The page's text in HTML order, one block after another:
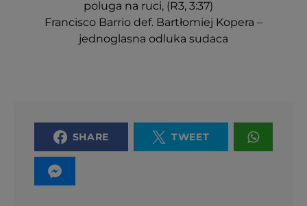
poluga na ruci, (R3, 3:37)
Francisco Barrio def. Bartłomiej Kopera –
jednoglasna odluka sudaca
SHARE TWEET